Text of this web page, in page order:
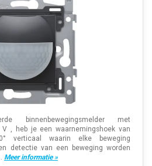
binnenbewegingsmelder met
, heb je een waarnemingshoek van
verticaal waarin elke beweging
detectie van een beweging worden
Meer informatie »